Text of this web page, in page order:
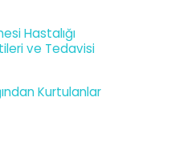
Hastalığı
ve Tedavisi
Kurtulanlar